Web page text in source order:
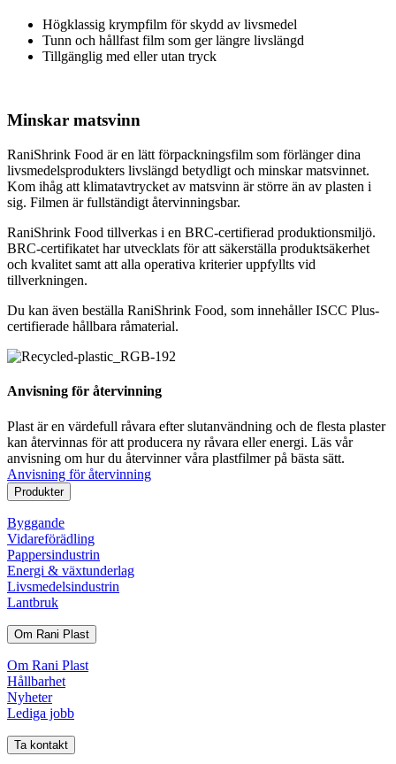
Högklassig krympfilm för skydd av livsmedel
Tunn och hållfast film som ger längre livslängd
Tillgänglig med eller utan tryck
Minskar matsvinn
RaniShrink Food är en lätt förpackningsfilm som förlänger dina
livsmedelsprodukters livslängd betydligt och minskar matsvinnet.
Kom ihåg att klimatavtrycket av matsvinn är större än av plasten i
sig. Filmen är fullständigt återvinningsbar.
RaniShrink Food tillverkas i en BRC-certifierad produktionsmiljö.
BRC-certifikatet har utvecklats för att säkerställa produktsäkerhet
och kvalitet samt att alla operativa kriterier uppfyllts vid
tillverkningen.
Du kan även beställa RaniShrink Food, som innehåller ISCC Plus-
certifierade hållbara råmaterial.
Anvisning för återvinning
Plast är en värdefull råvara efter slutanvändning och de flesta plaster
kan återvinnas för att producera ny råvara eller energi. Läs vår
anvisning om hur du återvinner våra plastfilmer på bästa sätt.
Anvisning för återvinning
Produkter
Byggande
Vidareförädling
Pappersindustrin
Energi & växtunderlag
Livsmedelsindustrin
Lantbruk
Om Rani Plast
Om Rani Plast
Hållbarhet
Nyheter
Lediga jobb
Ta kontakt